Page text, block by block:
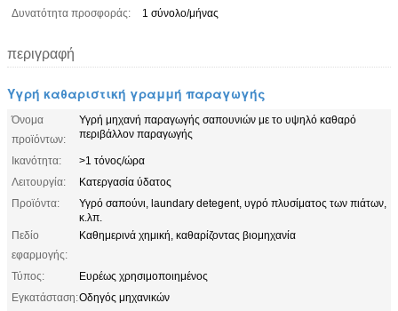
Δυνατότητα προσφοράς:
1 σύνολο/μήνας
περιγραφή
Υγρή καθαριστική γραμμή παραγωγής
Όνομα
προϊόντων:
Υγρή μηχανή παραγωγής σαπουνιών με το υψηλό καθαρό
περιβάλλον παραγωγής
Ικανότητα:
>1 τόνος/ώρα
Λειτουργία:
Κατεργασία ύδατος
Προϊόντα:
Υγρό σαπούνι, laundary detegent, υγρό πλυσίματος των πιάτων,
κ.λπ.
Πεδίο
εφαρμογής:
Καθημερινά χημική, καθαρίζοντας βιομηχανία
Τύπος:
Ευρέως χρησιμοποιημένος
Εγκατάσταση:Οδηγός μηχανικών